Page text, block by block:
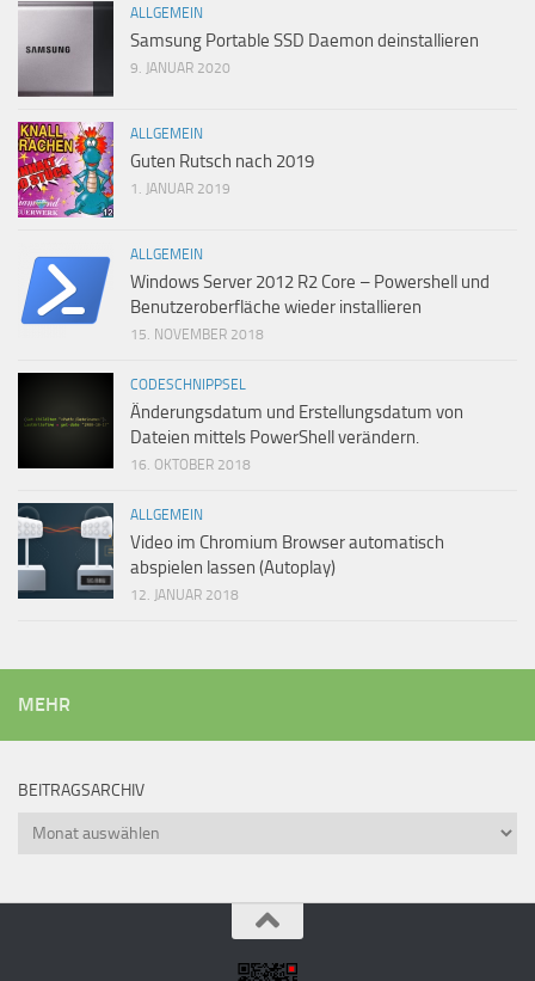
ALLGEMEIN
Samsung Portable SSD Daemon deinstallieren
9. JANUAR 2020
ALLGEMEIN
Guten Rutsch nach 2019
1. JANUAR 2019
ALLGEMEIN
Windows Server 2012 R2 Core – Powershell und
Benutzeroberfläche wieder installieren
15. NOVEMBER 2018
CODESCHNIPPSEL
Änderungsdatum und Erstellungsdatum von
Dateien mittels PowerShell verändern.
16. OKTOBER 2018
ALLGEMEIN
Video im Chromium Browser automatisch
abspielen lassen (Autoplay)
12. JANUAR 2018
MEHR
BEITRAGSARCHIV
Beitragsarchiv